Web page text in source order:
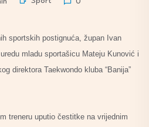
sportskih postignuća, župan Ivan
mladu sportašicu Mateju Kunović i
direktora Taekwondo kluba “Banija”
treneru uputio čestitke na vrijednim